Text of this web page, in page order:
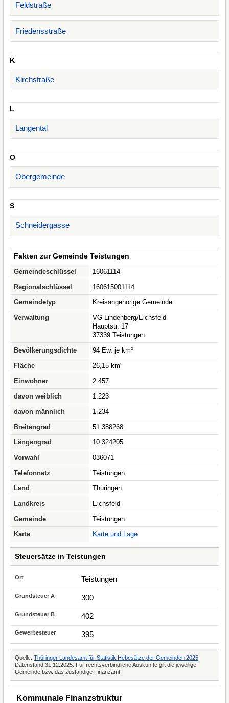
Feldstraße
Friedensstraße
K
Kirchstraße
L
Langental
O
Obergemeinde
S
Schneidergasse
Fakten zur Gemeinde Teistungen
Gemeindeschlüssel
16061114
Regionalschlüssel
160615001114
Gemeindetyp
Kreisangehörige Gemeinde
Verwaltung
VG Lindenberg/Eichsfeld
Hauptstr. 17
37339 Teistungen
Bevölkerungsdichte
94 Ew. je km²
Fläche
26,15 km²
Einwohner
2.457
davon weiblich
1.223
davon männlich
1.234
Breitengrad
51.388268
Längengrad
10.324205
Vorwahl
036071
Telefonnetz
Teistungen
Land
Thüringen
Landkreis
Eichsfeld
Gemeinde
Teistungen
Karte
Karte und Lage
Steuersätze in Teistungen
Teistungen
300
402
395
Quelle: Thüringer Landesamt für Statistik Hebesätze der Gemeinden 2025
Datenstand 31.12.2025. Für rechtsverbindliche Auskünfte gilt die jeweilige
Gemeinde bzw. das zuständige Finanzamt.
Kommunale Finanzstruktur